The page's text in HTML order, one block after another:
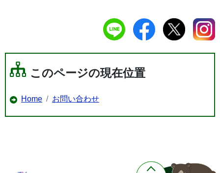
このページの現在位置
Home お問い合わせ